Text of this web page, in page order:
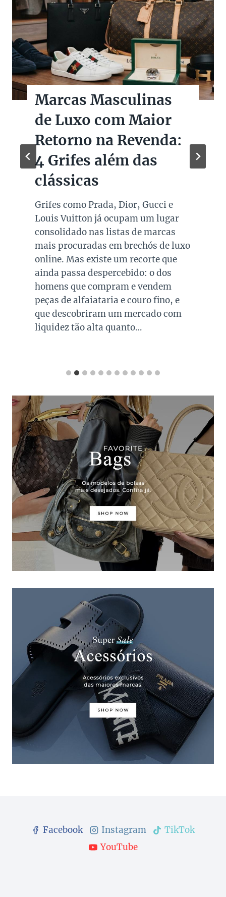
Marcas Masculinas
de Luxo com Maior
Retorno na Revenda:
4 Grifes além das
clássicas
Grifes como Prada, Dior, Gucci e
Louis Vuitton já ocupam um lugar
consolidado nas listas de marcas
mais procuradas em brechós de luxo
online. Mas existe um recorte que
ainda passa despercebido: o dos
homens que compram e vendem
peças de alfaiataria e couro fino, e
que descobriram um mercado com
liquidez tão alta quanto…
Facebook Instagram
TikTok
YouTube